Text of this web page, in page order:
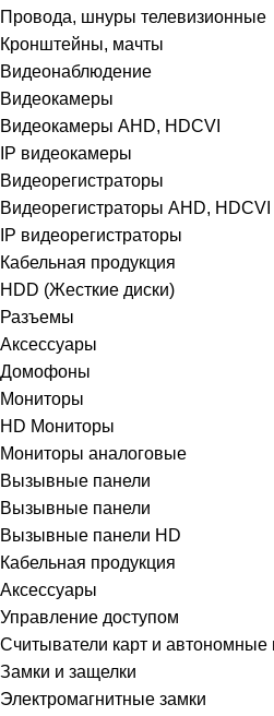
Провода, шнуры телевизионные
Кронштейны, мачты
Видеонаблюдение
Видеокамеры
Видеокамеры AHD, HDCVI
IP видеокамеры
Видеорегистраторы
Видеорегистраторы AHD, HDCVI
IP видеорегистраторы
Кабельная продукция
HDD (Жесткие диски)
Разъемы
Аксессуары
Домофоны
Мониторы
HD Мониторы
Мониторы аналоговые
Вызывные панели
Вызывные панели
Вызывные панели HD
Кабельная продукция
Аксессуары
Управление доступом
Считыватели карт и автономные
Замки и защелки
Электромагнитные замки